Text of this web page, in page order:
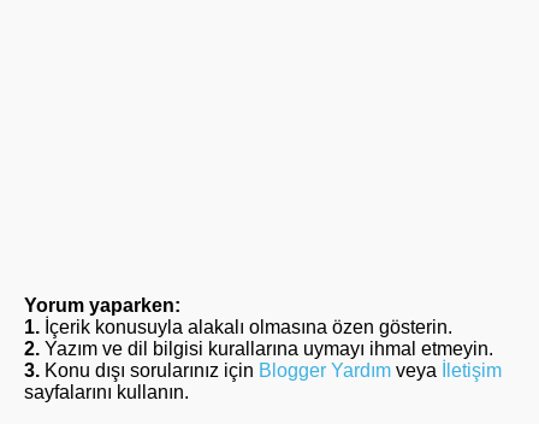
Yorum yaparken:
1. İçerik konusuyla alakalı olmasına özen gösterin.
2. Yazım ve dil bilgisi kurallarına uymayı ihmal etmeyin.
3. Konu dışı sorularınız için Blogger Yardım veya
İletişim
sayfalarını kullanın.